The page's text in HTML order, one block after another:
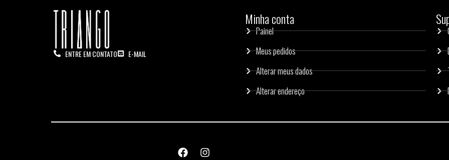
ENTRE EM CONTATO E-MAIL
Minha conta
Painel
Meus pedidos
Alterar meus dados
Alterar endereço